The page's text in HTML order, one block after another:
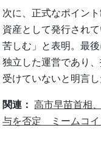
次に、正式なポイン
資産として発行され
苦しむ」と表明。最
独立した運営であり
受けていないと明言し
関連：
高市早苗首相
与を否定 ミームコイ